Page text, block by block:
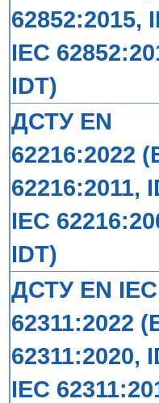
62852:2015,
IEC
IDT)
ДСТУ EN
62216:2022
62216:2011,
IEC
IDT)
ДСТУ EN IEC
62311:2022
62311:2020,
IEC